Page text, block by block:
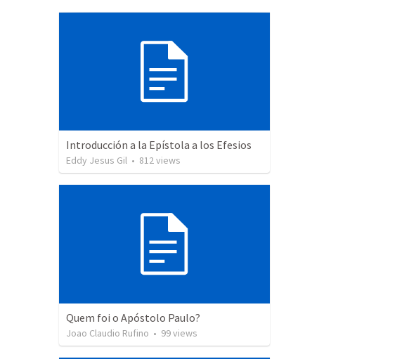
Introducción a la Epístola a los Efesios
Eddy Jesus Gil • 812views
Quem foi o Apóstolo Paulo?
Joao Claudio Rufino • 99views